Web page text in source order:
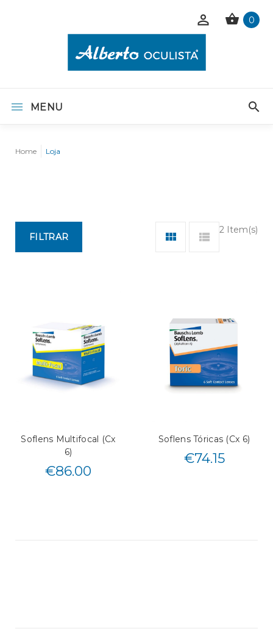
0
MENU
Home Loja
2 Item(s)
FILTRAR
Soflens Multifocal (Cx
6)
€86.00
Soflens Tóricas (Cx 6)
€74.15